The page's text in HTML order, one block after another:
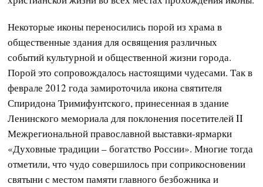
Некоторые иконы переносились порой из храма в
общественные здания для освящения различных
событий культурной и общественной жизни города.
Порой это сопровождалось настоящими чудесами. Так в
феврале 2012 года замироточила икона святителя
Спиридона Тримифунтского, принесенная в здание
Ленинского мемориала для поклонения посетителей II
Межрегиональной православной выставки-ярмарки
«Духовные традиции – богатство России». Многие тогда
отметили, что чудо совершилось при соприкосновении
святыни с местом памяти главного безбожника и